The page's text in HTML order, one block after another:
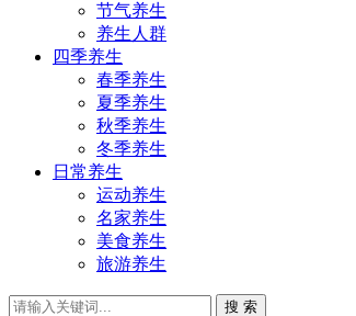
节气养生
养生人群
四季养生
春季养生
夏季养生
秋季养生
冬季养生
日常养生
运动养生
名家养生
美食养生
旅游养生
搜 索